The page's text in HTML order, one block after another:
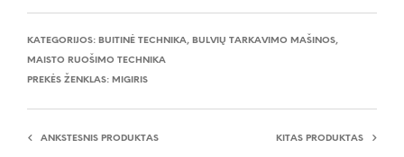
KATEGORIJOS: BUITINĖ TECHNIKA, BULVIŲ TARKAVIMO MAŠINOS,
MAISTO RUOŠIMO TECHNIKA
PREKĖS ŽENKLAS: MIGIRIS
ANKSTESNIS PRODUKTAS KITAS PRODUKTAS